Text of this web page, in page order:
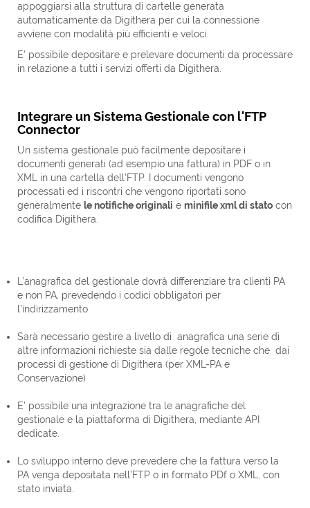
appoggiarsi alla struttura di cartelle generata
automaticamente da Digithera per cui la connessione
avviene con modalità più efficienti e veloci.
E' possibile depositare e prelevare documenti da processare
in relazione a tutti i servizi offerti da Digithera.
Integrare un Sistema Gestionale con l'FTP
Connector
Un sistema gestionale può facilmente depositare i
documenti generati (ad esempio una fattura) in PDF o in
XML in una cartella dell'FTP. I documenti vengono
processati ed i riscontri che vengono riportati sono
generalmente le notifiche originali e minifile xml di stato con
codifica Digithera.
L’anagrafica del gestionale dovrà differenziare tra clienti PA
e non PA, prevedendo i codici obbligatori per
l’indirizzamento
Sarà necessario gestire a livello di anagrafica una serie di
altre informazioni richieste sia dalle regole tecniche che dai
processi di gestione di Digithera (per XML-PA e
Conservazione)
E’ possibile una integrazione tra le anagrafiche del
gestionale e la piattaforma di Digithera, mediante API
dedicate.
Lo sviluppo interno deve prevedere che la fattura verso la
PA venga depositata nell’FTP o in formato PDf o XML, con
stato inviata.